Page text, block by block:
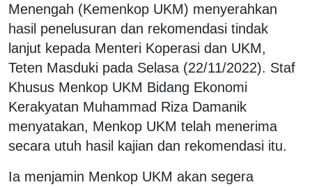
Menengah (Kemenkop UKM) menyerahkan
hasil penelusuran dan rekomendasi tindak
lanjut kepada Menteri Koperasi dan UKM,
Teten Masduki pada Selasa (22/11/2022). Staf
Khusus Menkop UKM Bidang Ekonomi
Kerakyatan Muhammad Riza Damanik
menyatakan, Menkop UKM telah menerima
secara utuh hasil kajian dan rekomendasi itu.
Ia menjamin Menkop UKM akan segera